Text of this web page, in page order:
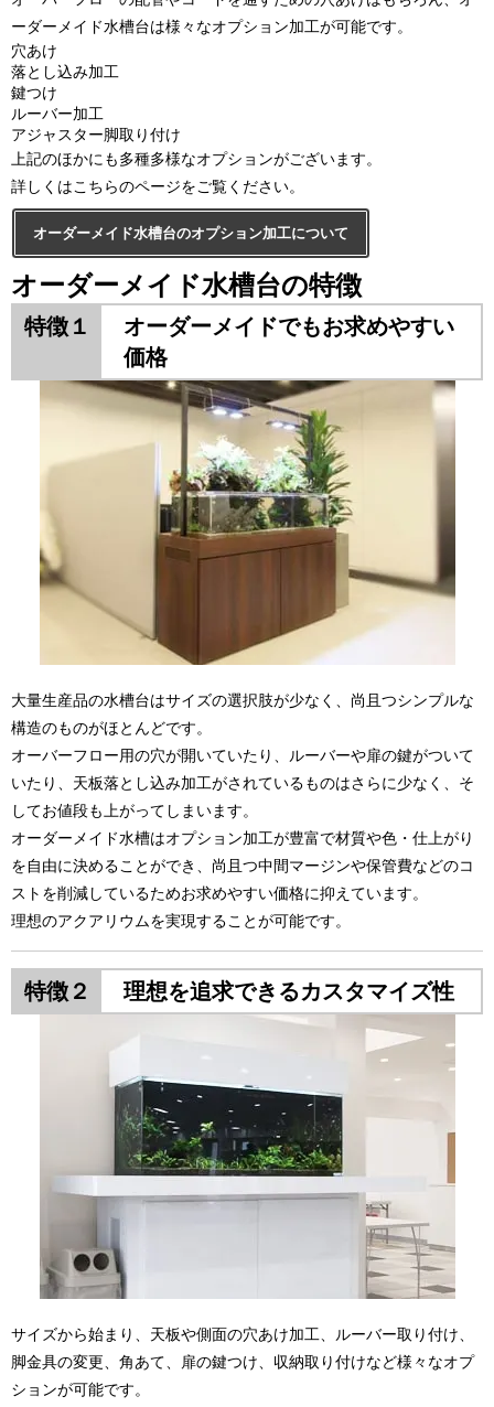
ーダーメイド水槽台は様々なオプション加工が可能です。
穴あけ
落とし込み加工
鍵つけ
ルーバー加工
アジャスター脚取り付け
上記のほかにも多種多様なオプションがございます。
詳しくはこちらのページをご覧ください。
オーダーメイド水槽台のオプション加工について
オーダーメイド水槽台の特徴
特徴１
オーダーメイドでもお求めやすい
価格
大量生産品の水槽台はサイズの選択肢が少なく、尚且つシンプルな
構造のものがほとんどです。
オーバーフロー用の穴が開いていたり、ルーバーや扉の鍵がついて
いたり、天板落とし込み加工がされているものはさらに少なく、そ
してお値段も上がってしまいます。
オーダーメイド水槽はオプション加工が豊富で材質や色・仕上がり
を自由に決めることができ、尚且つ中間マージンや保管費などのコ
ストを削減しているためお求めやすい価格に抑えています。
理想のアクアリウムを実現することが可能です。
特徴２ 理想を追求できるカスタマイズ性
サイズから始まり、天板や側面の穴あけ加工、ルーバー取り付け、
脚金具の変更、角あて、扉の鍵つけ、収納取り付けなど様々なオプ
ションが可能です。